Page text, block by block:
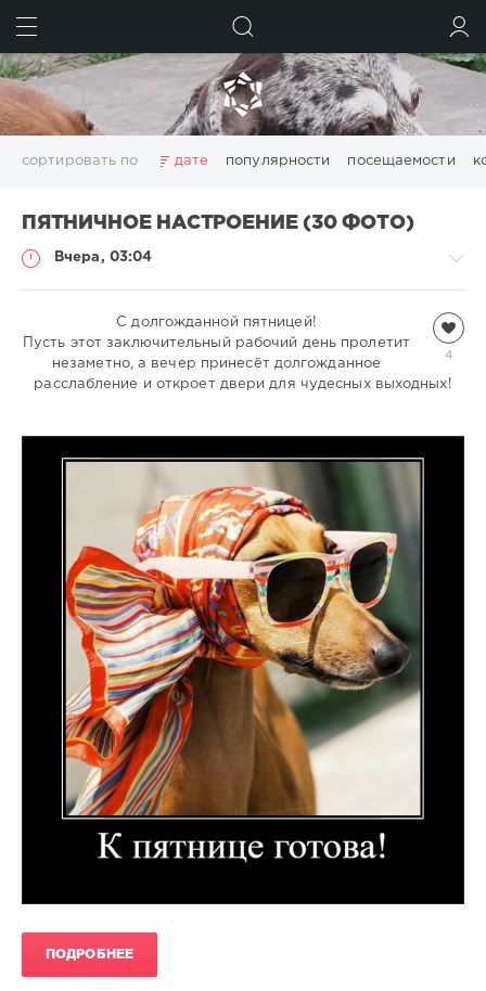
сортировать по дате популярности посещаемости
ПЯТНИЧНОЕ НАСТРОЕНИЕ (30 ФОТО)
Вчера, 03:04
всячина
natalja
4
С долгожданной пятницей!
Пусть этот заключительный рабочий день пролетит
незаметно, а вечер принесёт долгожданное
расслабление и откроет двери для чудесных выходных!
ПОДРОБНЕЕ